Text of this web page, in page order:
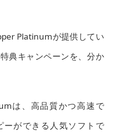
Platinumが提供してい
典キャンペーンを、分か
は、高品質かつ高速で
ーができる人気ソフトで